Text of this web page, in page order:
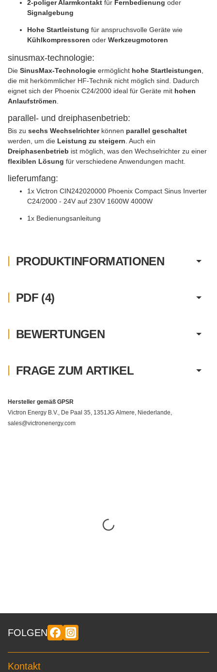
PRODUKTINFORMATIONEN
2-poliger Alarmkontakt für Fernbedienung oder
Signalgebung
Hohe Startleistung für anspruchsvolle Geräte wie
Kühlkompressoren oder Werkzeugmotoren
sinusmax-technologie:
Die SinusMax-Technologie ermöglicht hohe Startleistungen
die mit herkömmlicher HF-Technik nicht möglich sind. Dadurch
eignet sich der Phoenix C24/2000 ideal für Geräte mit hohen
Anlaufströmen
parallel- und dreiphasenbetrieb:
Bis zu sechs Wechselrichterkönnen parallel geschaltet
werden, um die Leistung zu steigern . Auch ein
Dreiphasenbetrieb ist möglich, was den Wechselrichter zu einer
flexiblen Lösung für verschiedene Anwendungen macht.
lieferumfang:
1x Victron CIN242020000 Phoenix Compact Sinus Inverter
C24/2000 - 24V auf 230V 1600W 4000W
1x Bedienungsanleitung
PDF (4)
BEWERTUNGEN
FRAGE ZUM ARTIKEL
Hersteller gemäß GPSR
Victron Energy B.V., De Paal 35, 1351JG Almere, Niederlande,
sales@victronenergy.com
FOLGEN
Kontakt